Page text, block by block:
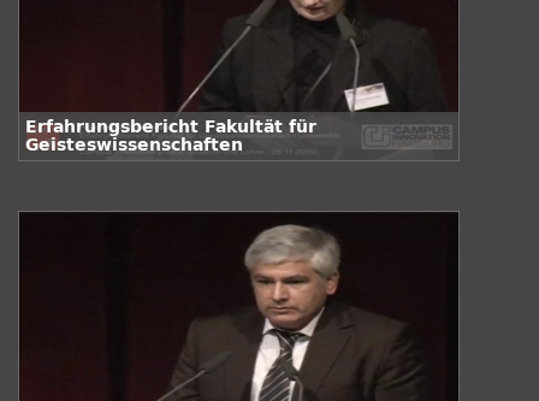
Erfahrungsbericht Fakultät für
Geisteswissenschaften